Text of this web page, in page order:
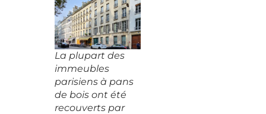
La plupart des
immeubles
parisiens à pans
de bois ont été
recouverts par